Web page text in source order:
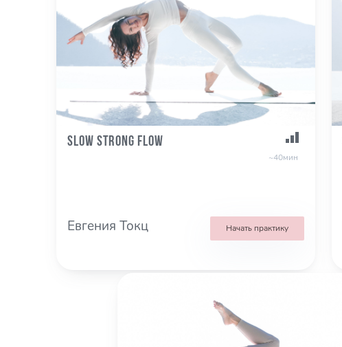
Slow Strong Flow
~40мин
Евгения Токц Начать практику